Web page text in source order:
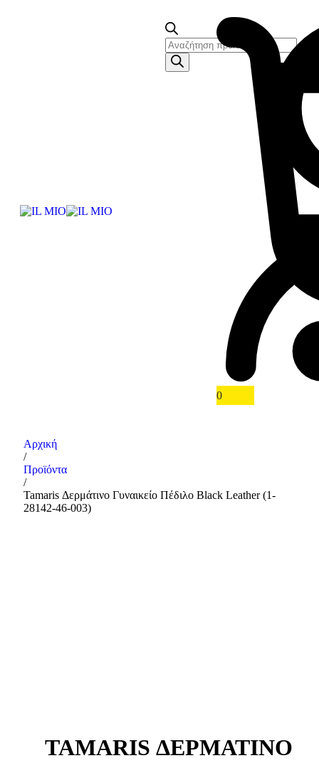
0
Αρχική
/
Προϊόντα
/
Tamaris Δερμάτινο Γυναικείο Πέδιλο Black Leather (1-
28142-46-003)
TAMARIS ΔΕΡΜΆΤΙΝΟ